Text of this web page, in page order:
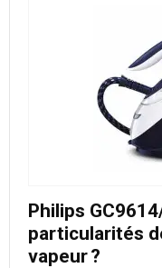
Philips
particularités
vapeur ?